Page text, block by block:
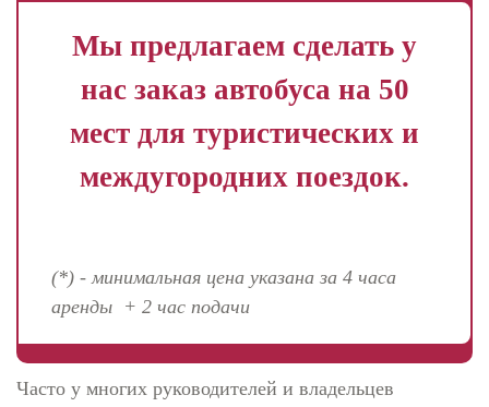
Мы предлагаем сделать у
нас заказ автобуса на 50
мест для туристических и
междугородних поездок.
(*) - минимальная цена указана за 4 часа
аренды + 2 час подачи
Часто у многих руководителей и владельцев